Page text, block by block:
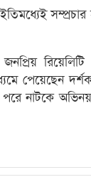
রিয়েলিটি
পেয়েছেন
নাটকে